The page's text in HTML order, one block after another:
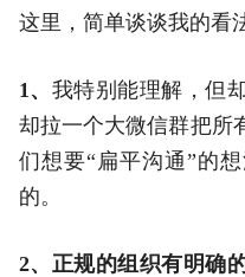
这里，简单谈谈我的看
1、 我特别能理解，但
却拉一个大微信群把所
们想要“扁平沟通”的
的。
2、 正规的组织有明确